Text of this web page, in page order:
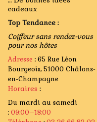
cadeaux
Top Tendance :
Coiffeur sans rendez-vous
pour nos hôtes
Adresse : 65 Rue Léon
Bourgeois, 51000 Châlons-
en-Champagne
Horaires :
Du mardi au samedi
: 09:00–18:00